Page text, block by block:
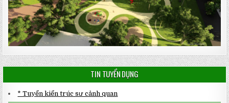
TIN TUYỂN DỤNG
* Tuyển kiến trúc sư cảnh quan